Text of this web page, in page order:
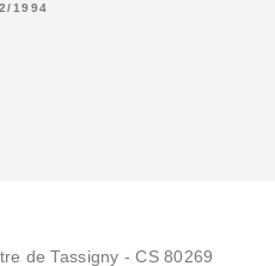
1994
de Tassigny - CS 80269